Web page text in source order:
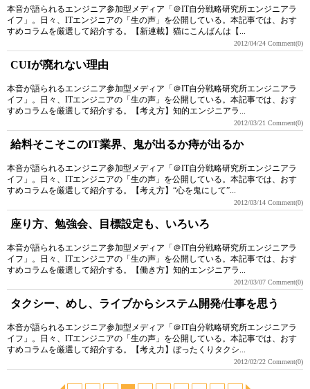
本音が語られるエンジニア参加型メディア「＠IT自分戦略研究所エンジニアラ
イフ」。日々、ITエンジニアの「生の声」を公開している。本記事では、おす
すめコラムを厳選して紹介する。【新連載】猫にこんばんは【...
2012/04/24 Comment(0)
CUIが廃れない理由
本音が語られるエンジニア参加型メディア「＠IT自分戦略研究所エンジニアラ
イフ」。日々、ITエンジニアの「生の声」を公開している。本記事では、おす
すめコラムを厳選して紹介する。【考え方】知的エンジニアラ...
2012/03/21 Comment(0)
給料そこそこのIT業界、鬼が出るか痔が出るか
本音が語られるエンジニア参加型メディア「＠IT自分戦略研究所エンジニアラ
イフ」。日々、ITエンジニアの「生の声」を公開している。本記事では、おす
すめコラムを厳選して紹介する。【考え方】“心を鬼にして”...
2012/03/14 Comment(0)
座り方、勉強会、目標設定も、いろいろ
本音が語られるエンジニア参加型メディア「＠IT自分戦略研究所エンジニアラ
イフ」。日々、ITエンジニアの「生の声」を公開している。本記事では、おす
すめコラムを厳選して紹介する。【働き方】知的エンジニアラ...
2012/03/07 Comment(0)
タクシー、めし、ライブからシステム開発/仕事を思う
本音が語られるエンジニア参加型メディア「＠IT自分戦略研究所エンジニアラ
イフ」。日々、ITエンジニアの「生の声」を公開している。本記事では、おす
すめコラムを厳選して紹介する。【考え力】ぼったくりタクシ...
2012/02/22 Comment(0)